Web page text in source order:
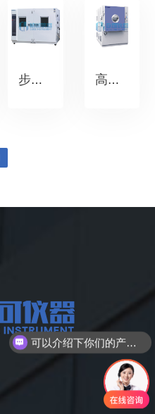
步入式高低温实验室 高低温低气压试验机
可以介绍下你们的产品么？